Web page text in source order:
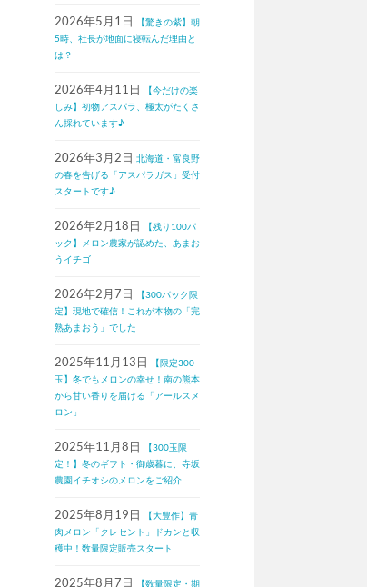
2026年5月1日
【驚きの紫】朝
5時、社長が地面に寝転んだ理由と
は？
2026年4月11日
【今だけの楽
しみ】初物アスパラ、極太がたくさ
ん採れています♪
2026年3月2日 北海道・富良野
の春を告げる「アスパラガス」受付
スタートです♪
2026年2月18日
【残り100パ
ック】メロン農家が認めた、あまお
うイチゴ
2026年2月7日
【300パック限
定】現地で確信！これが本物の「完
熟あまおう」でした
2025年11月13日
【限定300
玉】冬でもメロンの幸せ！南の熊本
から甘い香りを届ける「アールスメ
ロン」
2025年11月8日
【300玉限
定！】冬のギフト・御歳暮に、寺坂
農園イチオシのメロンをご紹介
2025年8月19日
【大豊作】青
肉メロン「クレセント」ドカンと収
穫中！数量限定販売スタート
2025年8月7日 【数量限定・期